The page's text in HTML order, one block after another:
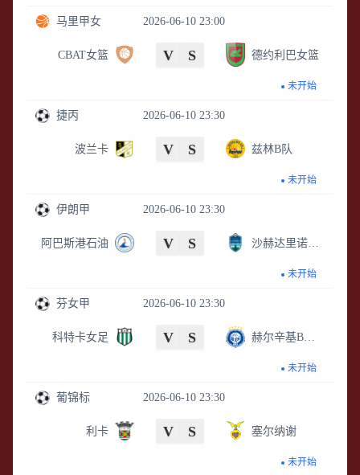
2026-06-10 23:00
马里甲女
CBAT女篮 V S 德约利巴女篮
未开始
2026-06-10 23:30
捷丙
波兰卡 V S 兹林B队
未开始
2026-06-10 23:30
伊朗甲
阿巴斯港石油 V S
未开始
2026-06-10 23:30
芬女甲
科特卡女足 V S
未开始
2026-06-10 23:30
葡锦标
利卡 V S 塞尔纳谢
未开始